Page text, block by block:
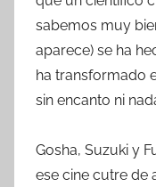
sabemos muy
aparece) se ha
ha transformado
sin encanto ni
Gosha, Suzuki y
ese cine cutre de